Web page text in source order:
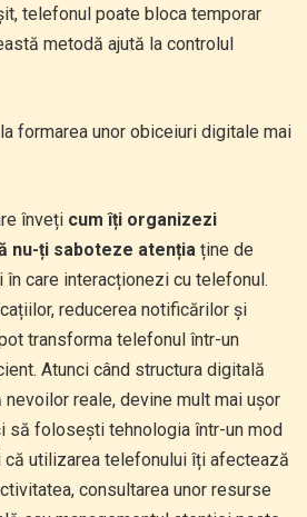
telefonul poate bloca temporar
metodă ajută la controlul
formarea unor obiceiuri digitale mai
înveți cum îți organizezi
nu-ți saboteze atențiaține de
care interacționezi cu telefonul.
reducerea notificărilor și
transforma telefonul într-un
Atunci când structura digitală
reale, devine mult mai ușor
să folosești tehnologia într-un mod
că utilizarea telefonului îți afectează
consultarea unor resurse